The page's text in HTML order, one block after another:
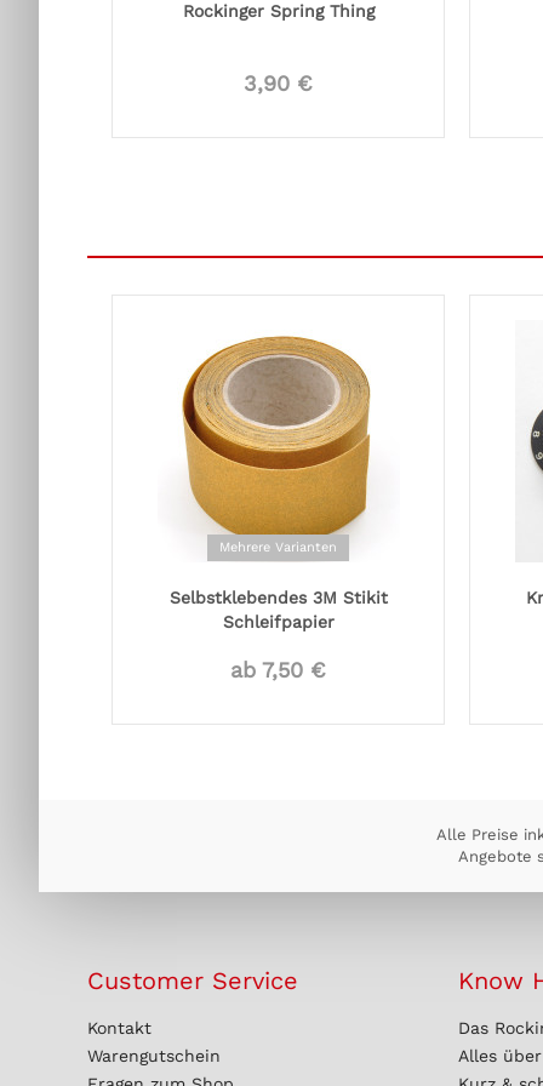
Rockinger Spring Thing
3,90 €
Mehrere Varianten
Selbstklebendes 3M Stikit
Schleifpapier
ab 7,50 €
Alle Preise
Angebote
Customer Service
Kontakt
Warengutschein
Know
Das
Alles